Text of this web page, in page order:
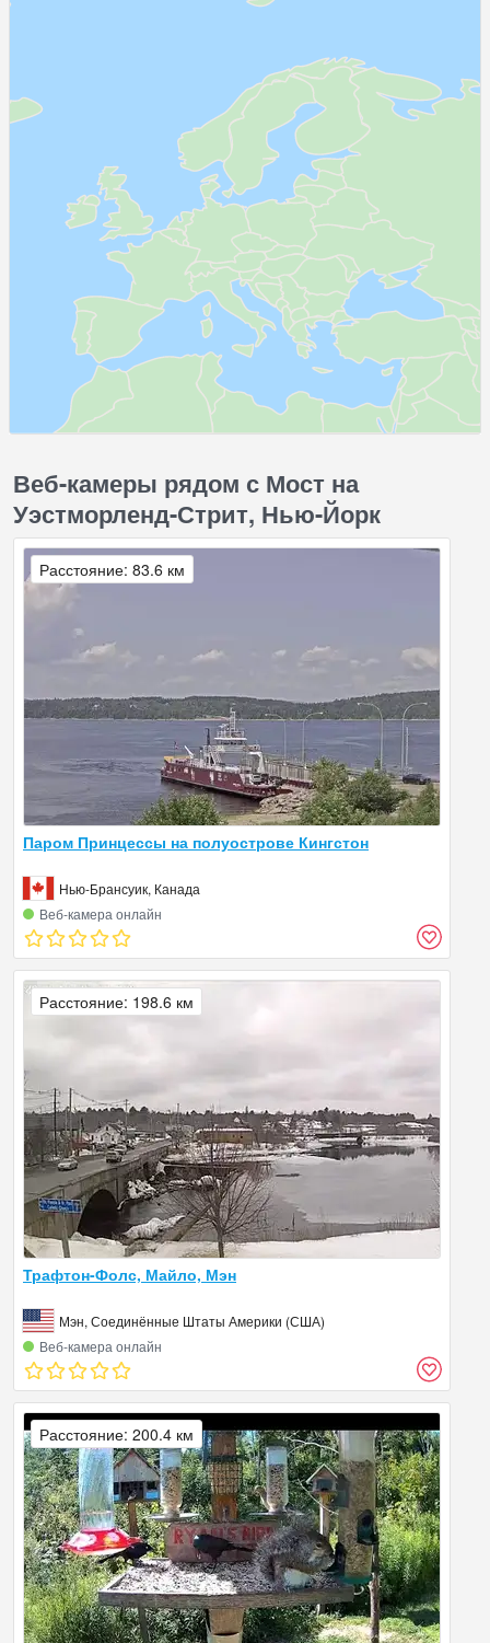
Веб-камеры рядом с Мост на
Уэстморленд-Стрит, Нью-Йорк
Паром Принцессы на полуострове Кингстон
Нью-Брансуик, Канада
Веб‑камера онлайн
Расстояние: 83.6 км
Трафтон-Фолс, Майло, Мэн
Мэн, Соединённые Штаты Америки (США)
Веб‑камера онлайн
Расстояние: 198.6 км
Расстояние: 200.4 км